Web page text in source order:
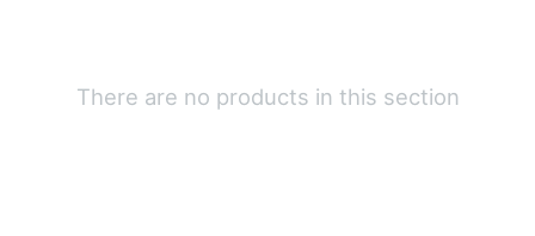
There are no products in this section